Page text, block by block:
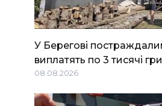
У Берегові
виплатять по 3 тисячі
08.08.2026